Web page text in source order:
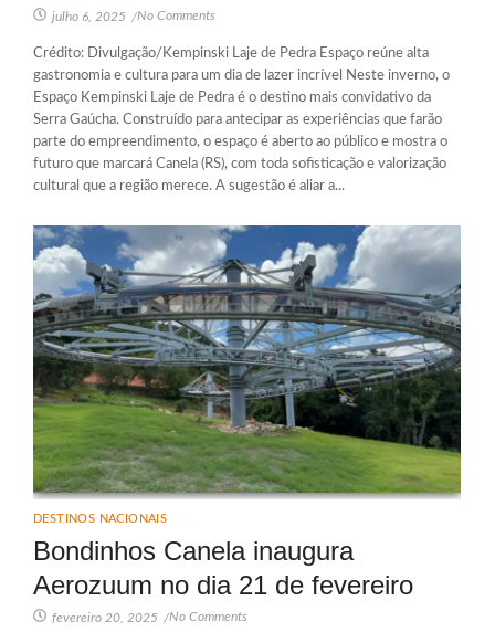
julho 6, 2025 /No Comments
Crédito: Divulgação/Kempinski Laje de Pedra Espaço reúne alta
gastronomia e cultura para um dia de lazer incrível Neste inverno, o
Espaço Kempinski Laje de Pedra é o destino mais convidativo da
Serra Gaúcha. Construído para antecipar as experiências que farão
parte do empreendimento, o espaço é aberto ao público e mostra o
futuro que marcará Canela (RS), com toda sofisticação e valorização
cultural que a região merece. A sugestão é aliar a...
DESTINOS NACIONAIS
Bondinhos Canela inaugura
Aerozuum no dia 21 de fevereiro
fevereiro 20, 2025 /No Comments